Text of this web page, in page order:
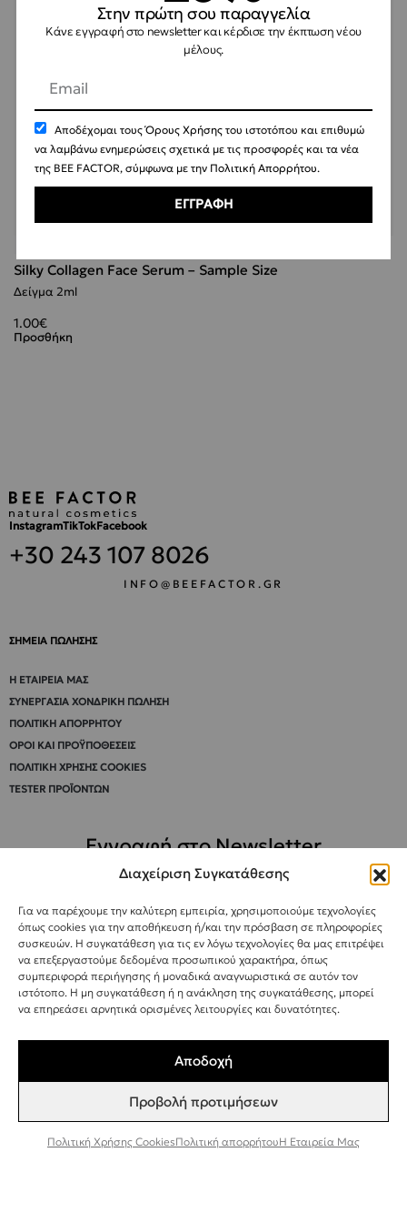
Διαχείριση Συγκατάθεσης
Για να παρέχουμε την καλύτερη εμπειρία, χρησιμοποιούμε τεχνολογίες
όπως cookies για την αποθήκευση ή/και την πρόσβαση σε πληροφορίες
συσκευών. Η συγκατάθεση για τις εν λόγω τεχνολογίες θα μας επιτρέψει
να επεξεργαστούμε δεδομένα προσωπικού χαρακτήρα, όπως
συμπεριφορά περιήγησης ή μοναδικά αναγνωριστικά σε αυτόν τον
ιστότοπο. Η μη συγκατάθεση ή η ανάκληση της συγκατάθεσης, μπορεί
να επηρεάσει αρνητικά ορισμένες λειτουργίες και δυνατότητες.
Αποδοχή
Προβολή προτιμήσεων
Πολιτική Χρήσης CookiesΠολιτική απορρήτουΗ Εταιρεία Μας
Βαθμολογήθηκε με5.00από 5
Silky Collagen Face Serum – Sample Size
Δείγμα 2ml
1.00€
Προσθήκη
InstagramTikTokFacebook
+30 243 107 8026
INFO@BEEFACTOR.GR
ΣΗΜΕΙΑ ΠΩΛΗΣΗΣ
Η ΕΤΑΙΡΕΊΑ ΜΑΣ
ΣΥΝΕΡΓΑΣΊΑ ΧΟΝΔΡΙΚΉ ΠΏΛΗΣΗ
ΠΟΛΙΤΙΚΉ ΑΠΟΡΡΉΤΟΥ
ΌΡΟΙ ΚΑΙ ΠΡΟΫΠΟΘΈΣΕΙΣ
ΠΟΛΙΤΙΚΉ ΧΡΉΣΗΣ COOKIES
TESTER ΠΡΟΪΌΝΤΩΝ
Εγγραφή στο Newsletter
Συμφωνώ να λαμβάνω ενημερώσεις και
προσφορές από τη Bee Factor.
ΕΓΓΡΑΦΗ
©2025-BEE FACTOR/ NATURAL COSMETICS
Στην πρώτη σου παραγγελία
Κάνε εγγραφή στο newsletter και κέρδισε την έκπτωση νέου
μέλους.
Αποδέχομαι τουςΌρους Χρήσης του ιστοτόπου και επιθυμώ
να λαμβάνω ενημερώσεις σχετικά με τις προσφορές και τα νέα
της BEE FACTOR, σύμφωνα με την Πολιτική Απορρήτου.
ΕΓΓΡΑΦΗ